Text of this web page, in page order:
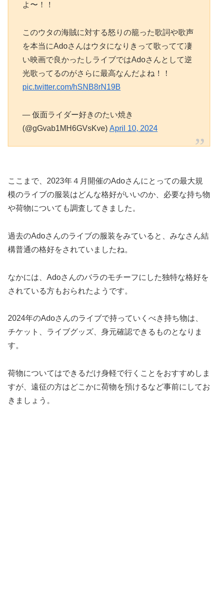
よ〜！！
このウタの海賊に対する怒りの籠った歌詞や歌声
を本当にAdoさんはウタになりきって歌ってて凄
い映画で良かったしライブではAdoさんとして逆
光歌ってるのがさらに最高なんだよね！！
pic.twitter.com/hSNB8rN19B
— 仮面ライダー好きのたい焼き
(@gGvab1MH6GVsKve) April 10, 2024
ここまで、2023年４月開催のAdoさんにとっての最大規
模のライブの服装はどんな格好がいいのか、必要な持ち物
や荷物についても調査してきました。
過去のAdoさんのライブの服装をみていると、みなさん結
構普通の格好をされていましたね。
なかには、Adoさんのバラのモチーフにした独特な格好を
されている方もおられたようです。
2024年のAdoさんのライブで持っていくべき持ち物は、
チケット、ライブグッズ、身元確認できるものとなりま
す。
荷物についてはできるだけ身軽で行くことをおすすめしま
すが、遠征の方はどこかに荷物を預けるなど事前にしてお
きましょう。